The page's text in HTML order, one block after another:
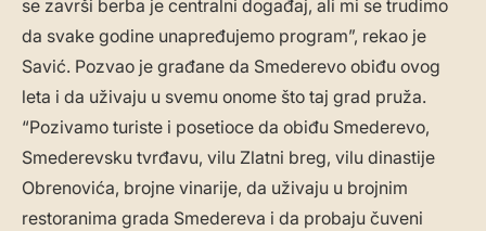
se završi berba je centralni događaj, ali mi se trudimo
da svake godine unapređujemo program”, rekao je
Savić. Pozvao je građane da Smederevo obiđu ovog
leta i da uživaju u svemu onome što taj grad pruža.
“Pozivamo turiste i posetioce da obiđu Smederevo,
Smederevsku tvrđavu, vilu Zlatni breg, vilu dinastije
Obrenovića, brojne vinarije, da uživaju u brojnim
restoranima grada Smedereva i da probaju čuveni